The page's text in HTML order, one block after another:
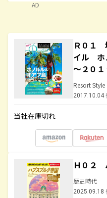
AD
Ｒ０１
イル ホ
～２０１
Resort Style
2017.10.04
当社在庫切れ
Ｈ０２
歴史時代
2025.09.18